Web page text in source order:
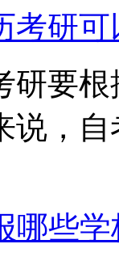
考研
研要
说，
哪些学